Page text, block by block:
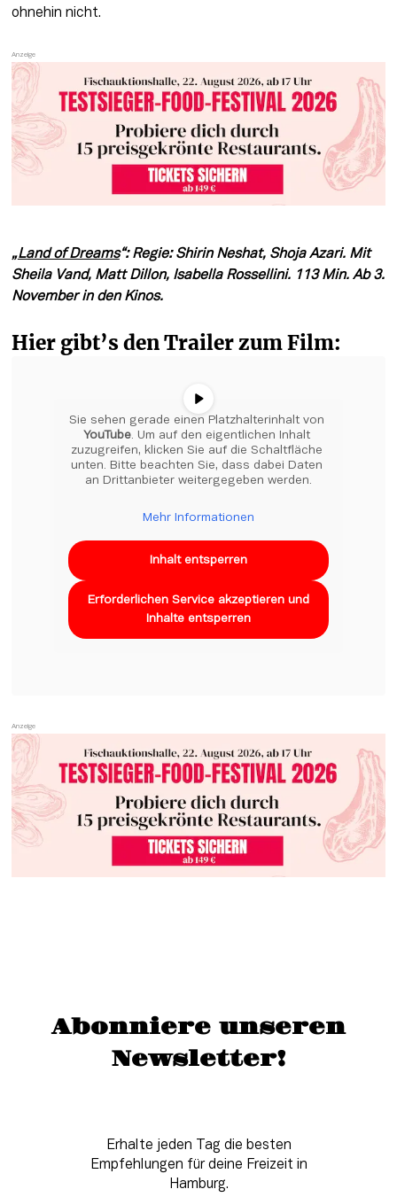
ohnehin nicht.
„Land of Dreams“: Regie: Shirin Neshat, Shoja Azari. Mit
Sheila Vand, Matt Dillon, Isabella Rossellini. 113 Min. Ab 3.
November in den Kinos.
Hier gibt’s den Trailer zum Film:
YouTube . Um auf den eigentlichen Inhalt
zuzugreifen, klicken Sie auf die Schaltfläche
unten. Bitte beachten Sie, dass dabei Daten
an Drittanbieter weitergegeben werden.
Mehr Informationen
Inhalt entsperren
Erforderlichen Service akzeptieren und
Inhalte entsperren
Abonniere unseren
Newsletter!
Erhalte jeden Tag die besten
Empfehlungen für deine Freizeit in
Hamburg.